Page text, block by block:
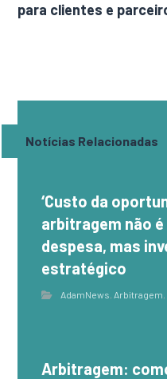
para clientes e
Notícias Relacionadas
‘Custo da
arbitragem não
despesa, mas
estratégico
AdamNews, Arbitragem,
Arbitragem: